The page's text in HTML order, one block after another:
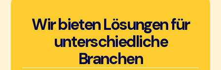
Wir bieten Lösungen für
unterschiedliche
Branchen